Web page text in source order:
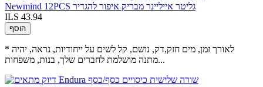
Newmind 12PCS גליטר אייליינר מבריק איפור להגדיר
ILS 43.94
הוסף
* לאורך זמן, מים חזק,דק, נושם, קל לשים על ייחודיות, נראה, יהיה
מתנה מושלמת לחברים שלך, בנות, משפחות...